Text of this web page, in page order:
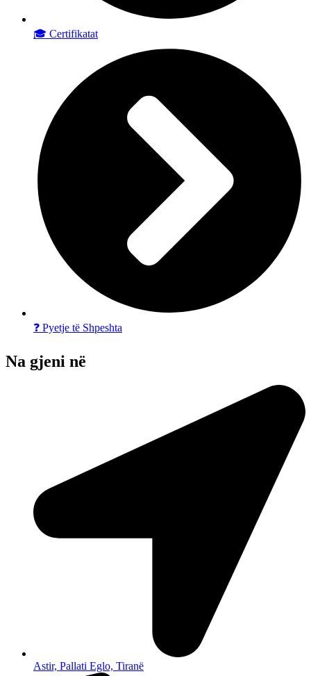
🎓 Certifikatat
❓ Pyetje të Shpeshta
Na gjeni në
Astir, Pallati Eglo, Tiranë